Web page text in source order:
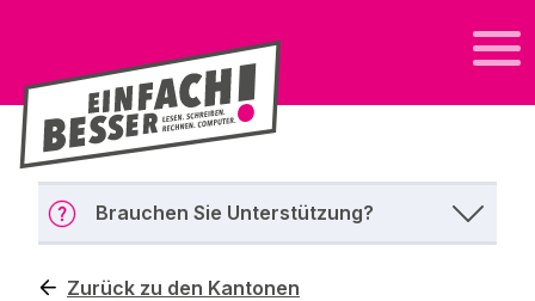
Brauchen Sie Unterstützung?
Zurück zu den Kantonen